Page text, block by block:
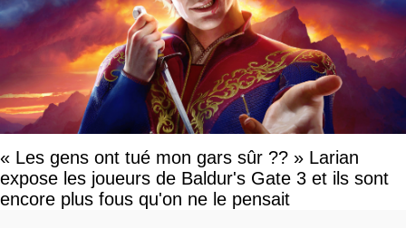
« Les gens ont tué mon gars sûr ?? » Larian
expose les joueurs de Baldur's Gate 3 et ils sont
encore plus fous qu'on ne le pensait